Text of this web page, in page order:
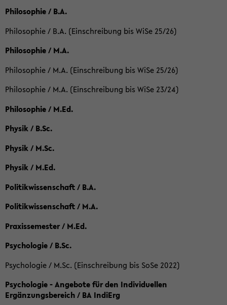
Philosophie / B.A.
Philosophie / B.A. (Einschreibung bis WiSe 25/26)
Philosophie / M.A.
Philosophie / M.A. (Einschreibung bis WiSe 25/26)
Philosophie / M.A. (Einschreibung bis WiSe 23/24)
Philosophie / M.Ed.
Physik / B.Sc.
Physik / M.Sc.
Physik / M.Ed.
Politikwissenschaft / B.A.
Politikwissenschaft / M.A.
Praxissemester / M.Ed.
Psychologie / B.Sc.
Psychologie / M.Sc. (Einschreibung bis SoSe 2022)
Psychologie - Angebote für den Individuellen
Ergänzungsbereich / BA IndiErg